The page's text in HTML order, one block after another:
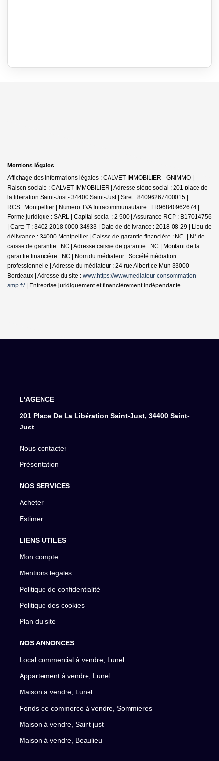
Mentions légales
Affichage des informations légales : CALVET IMMOBILIER - GNIMMO |
Raison sociale : CALVET IMMOBILIER | Adresse siège social : 201 place de
la libération Saint-Just - 34400 Saint-Just | Siret : 84096267400015 |
RCS : Montpellier | Numero TVA Intracommunautaire : FR96840962674 |
Forme juridique : SARL | Capital social : 2 500 | Assurance RCP : B17014756
| Carte T : 3402 2018 0000 34933 | Date de délivrance : 2018-08-29 | Lieu de
délivrance : 34000 Montpellier | Caisse de garantie financière : NC. | N° de
caisse de garantie : NC | Adresse caisse de garantie : NC | Montant de la
garantie financière : NC | Nom du médiateur : Société médiation
professionnelle | Adresse du médiateur : 24 rue Albert de Mun 33000
Bordeaux | Adresse du site : www.https://www.mediateur-consommation-
smp.fr/| Entreprise juridiquement et financièrement indépendante
L'AGENCE
201 Place De La Libération Saint-Just, 34400 Saint-
Just
Nous contacter
Présentation
NOS SERVICES
Acheter
Estimer
LIENS UTILES
Mon compte
Mentions légales
Politique de confidentialité
Politique des cookies
Plan du site
NOS ANNONCES
Local commercial à vendre, Lunel
Appartement à vendre, Lunel
Maison à vendre, Lunel
Fonds de commerce à vendre, Sommieres
Maison à vendre, Saint just
Maison à vendre, Beaulieu